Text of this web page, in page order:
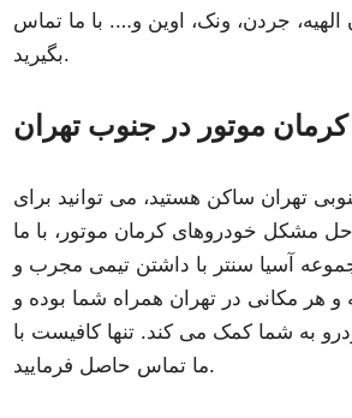
جردن، ونک، اوین و…. با ما تماس
بگیرید.
کرمان موتور در جنوب تهران
تهران ساکن هستید، می توانید برای
مشکل خودروهای کرمان موتور، با ما
آسیا سنتر با داشتن تیمی مجرب و
و هر مکانی در تهران همراه شما بوده و
به شما کمک می کند. تنها کافیست با
ما تماس حاصل فرمایید.